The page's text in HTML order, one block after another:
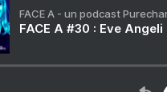
FACE A - un podcast
FACE A #30 : Eve